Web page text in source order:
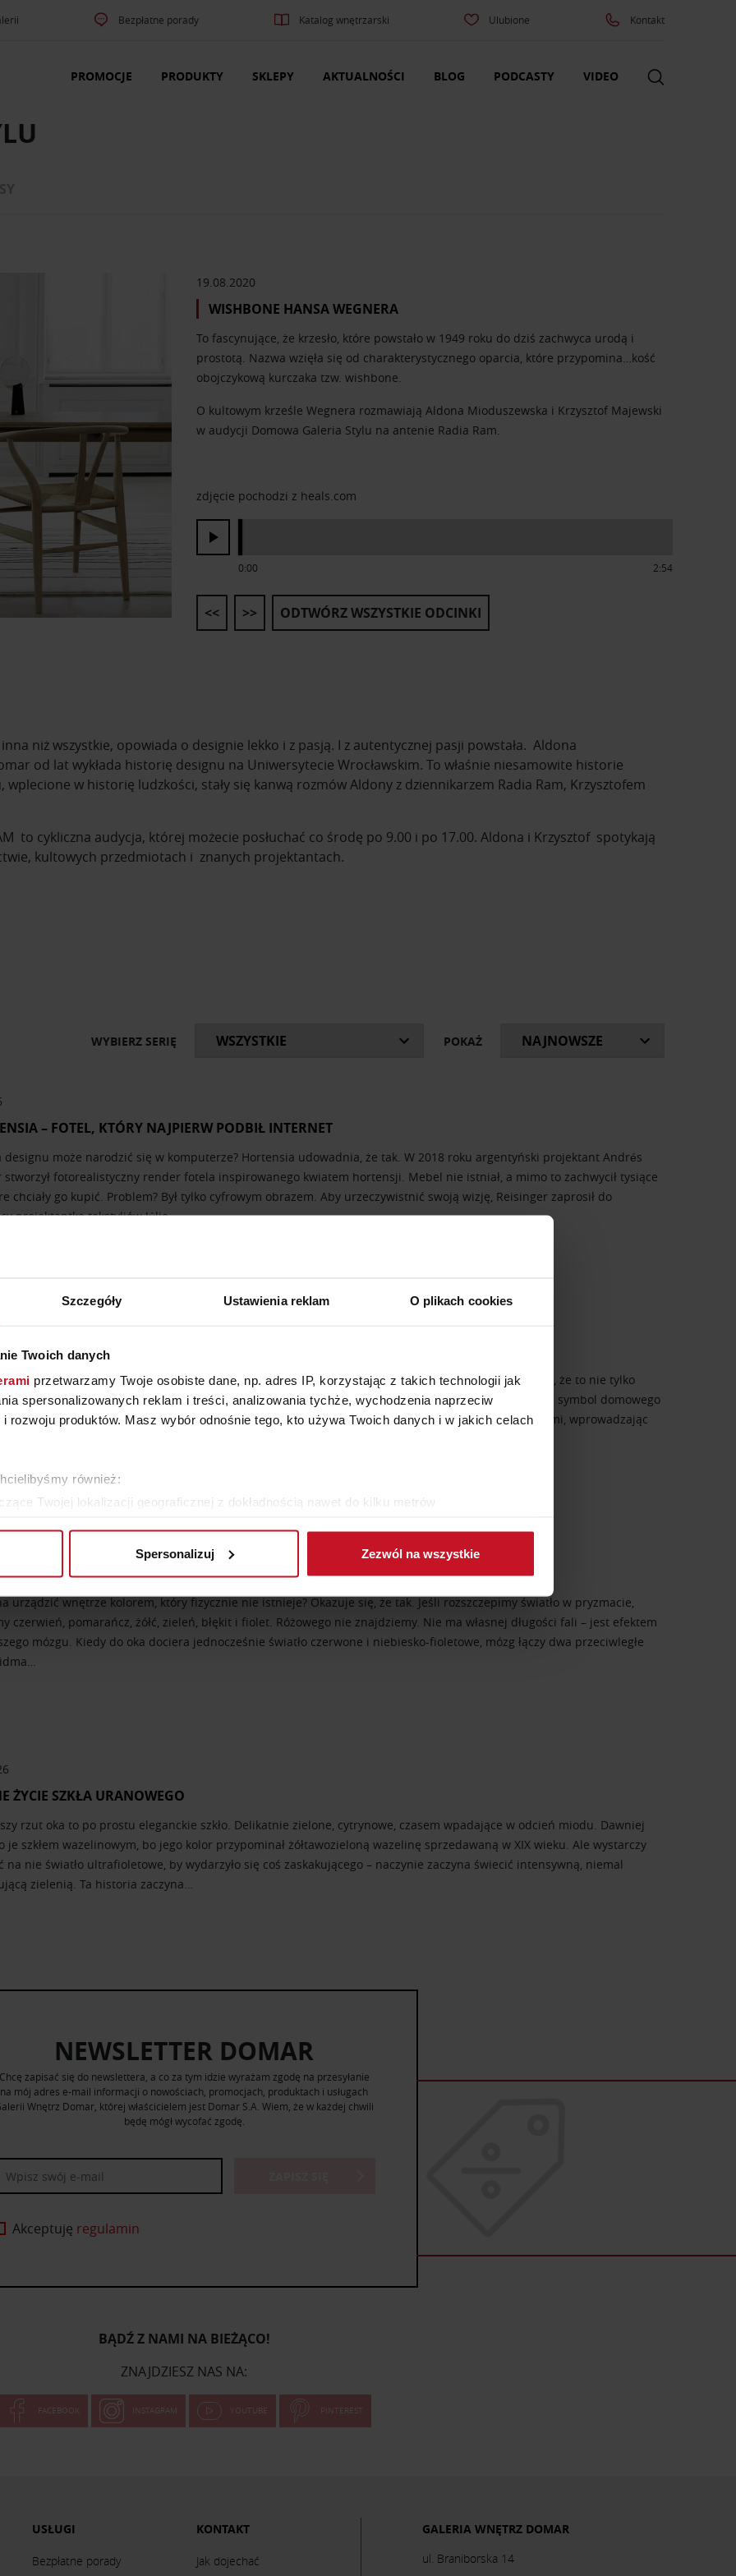
Szczegóły Ustawienia reklam O plikach cookies
Twoich danych
przetwarzamy Twoje osobiste dane, np. adres IP, korzystając z takich technologii jak
spersonalizowanych reklam i treści, analizowania tychże, wychodzenia naprzeciw
rozwoju produktów. Masz wybór odnośnie tego, kto używa Twoich danych i w jakich celach
również:
Twojej lokalizacji geograficznej z dokładnością nawet do kilku metrów
jak Twoje osobiste dane są przetwarzane oraz ustaw własne preferencje w
spersonalizowania treści i reklam, aby oferować funkcje społecznościowe i analizować
o tym, jak korzystasz z naszej witryny, udostępniamy partnerom społecznościowym,
mogą połączyć te informacje z innymi danymi otrzymanymi od Ciebie lub
z ich usług.
Spersonalizuj Zezwól na wszystkie
Bezpłatne porady Katalog wnętrzarski Ulubione Kontakt
PROMOCJE PRODUKTY SKLEPY AKTUALNOŚCI BLOG PODCASTY VIDEO
19.08.2020
WISHBONE HANSA WEGNERA
To fascynujące, że krzesło, które powstało w 1949 roku do dziś zachwyca urodą i
prostotą. Nazwa wzięła się od charakterystycznego oparcia, które przypomina…kość
obojczykową kurczaka tzw. wishbone.
O kultowym krześle Wegnera rozmawiają Aldona Mioduszewska i Krzysztof Majewski
w audycji Domowa Galeria Stylu na antenie Radia Ram.
zdjęcie pochodzi z heals.com
0:00 2:54
<< >> ODTWÓRZ WSZYSTKIE ODCINKI
niż wszystkie, opowiada o designie lekko i z pasją. I z autentycznej pasji powstała. Aldona
od lat wykłada historię designu na Uniwersytecie Wrocławskim. To właśnie niesamowite historie
w historię ludzkości, stały się kanwą rozmów Aldony z dziennikarzem Radia Ram, Krzysztofem
to cykliczna audycja, której możecie posłuchać co środę po 9.00 i po 17.00. Aldona i Krzysztof spotykają
kultowych przedmiotach i znanych projektantach.
o kultowych przedmiotach i ich projektantach. Usłyszysz historie powstania mebli, które znasz na co
designerów na przestrzeni dziejów i ich najważniejsze osiągnięcia.
WYBIERZ SERIĘ POKAŻ
– FOTEL, KTÓRY NAJPIERW PODBIŁ INTERNET
designu może narodzić się w komputerze? Hortensia udowadnia, że tak. W 2018 roku argentyński projektant Andrés
stworzył fotorealistyczny render fotela inspirowanego kwiatem hortensji. Mebel nie istniał, a mimo to zachwycił tysiące
chciały go kupić. Problem? Był tylko cyfrowym obrazem. Aby urzeczywistnić swoją wizję, Reisinger zaprosił do
projektantkę tekstyliów Júlię…
WIELU EMOCJI
audycji Radia RAM Krzysztof Majewski zabrał słuchaczy w podróż przez historię różu. I okazało się, że to nie tylko
zwierciadło społecznych zmian. Po II wojnie światowej królował pastelowy mummy pink – symbol domowego
kobiecości. Już wcześniej Elsa Schiaparelli wywróciła jednak ten porządek do góry nogami, wprowadzając
– KOLOR, KTÓREGO… NIE MA?
urządzić wnętrze kolorem, który fizycznie nie istnieje? Okazuje się, że tak. Jeśli rozszczepimy światło w pryzmacie,
czerwień, pomarańcz, żółć, zieleń, błękit i fiolet. Różowego nie znajdziemy. Nie ma własnej długości fali – jest efektem
mózgu. Kiedy do oka dociera jednocześnie światło czerwone i niebiesko-fioletowe, mózg łączy dwa przeciwległe
ŻYCIE SZKŁA URANOWEGO
rzut oka to po prostu eleganckie szkło. Delikatnie zielone, cytrynowe, czasem wpadające w odcień miodu. Dawniej
je szkłem wazelinowym, bo jego kolor przypominał żółtawozieloną wazelinę sprzedawaną w XIX wieku. Ale wystarczy
na nie światło ultrafioletowe, by wydarzyło się coś zaskakującego – naczynie zaczyna świecić intensywną, niemal
zielenią. Ta historia zaczyna…
NEWSLETTER DOMAR
Chcę zapisać się do newslettera, a co za tym idzie wyrażam zgodę na przesyłanie
na mój adres e-mail informacji o nowościach, promocjach, produktach i usługach
Wnętrz Domar, której właścicielem jest Domar S.A. Wiem, że w każdej chwili
będę mógł wycofać zgodę.
Akceptuję regulamin
BĄDŹ Z NAMI NA BIEŻĄCO!
ZNAJDZIESZ NAS NA:
FACEBOOK INSTAGRAM YOUTUBE PINTEREST
USŁUGI
Bezpłatne porady
KONTAKT
Jak dojechać
GALERIA WNĘTRZ DOMAR
ul. Braniborska 14